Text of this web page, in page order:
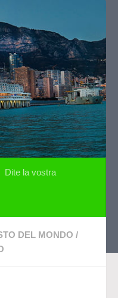
Dite la vostra
DEL MONDO /